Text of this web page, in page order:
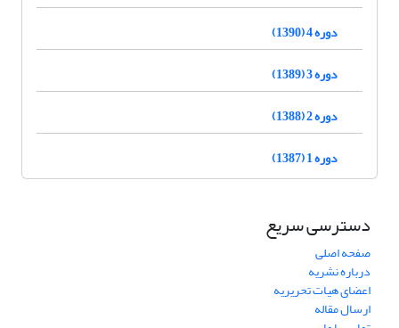
دوره 4 (1390)
دوره 3 (1389)
دوره 2 (1388)
دوره 1 (1387)
دسترسی سریع
صفحه اصلی
درباره نشریه
اعضای هیات تحریریه
ارسال مقاله